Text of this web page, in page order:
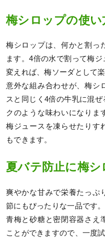
梅シロップの使い
梅シロップは、何かと割っ
ます。4倍の水で割って梅
変えれば、梅ソーダとして楽
意外な組み合わせが、梅シ
スと同じく4倍の牛乳に混
クのような味わいになりま
梅ジュースを凍らせたりす
もできます。
夏バテ防止に梅シ
爽やかな甘みで栄養たっぷ
節にもぴったりな一品です。
青梅と砂糖と密閉容器さえ
ことができますので、一度